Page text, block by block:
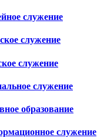
служение
служение
служение
служение
образование
служение